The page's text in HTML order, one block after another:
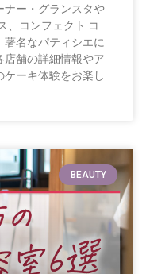
ナー・グランスタや
、コンフェクト コ
著名なパティシエに
店舗の詳細情報やア
ーキ体験をお楽し
BEAUTY